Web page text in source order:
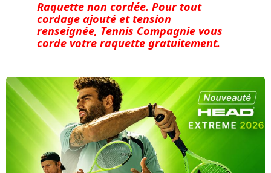
Raquette non cordée. Pour tout
cordage ajouté et tension
renseignée, Tennis Compagnie vous
corde votre raquette gratuitement.